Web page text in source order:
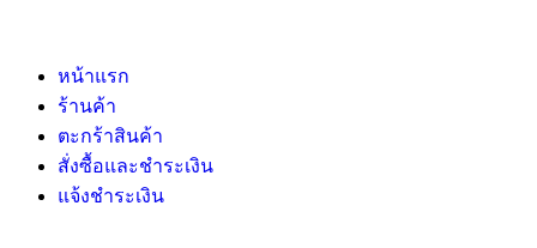
หน้าแรก
ร้านค้า
ตะกร้าสินค้า
สั่งซื้อและชำระเงิน
แจ้งชำระเงิน